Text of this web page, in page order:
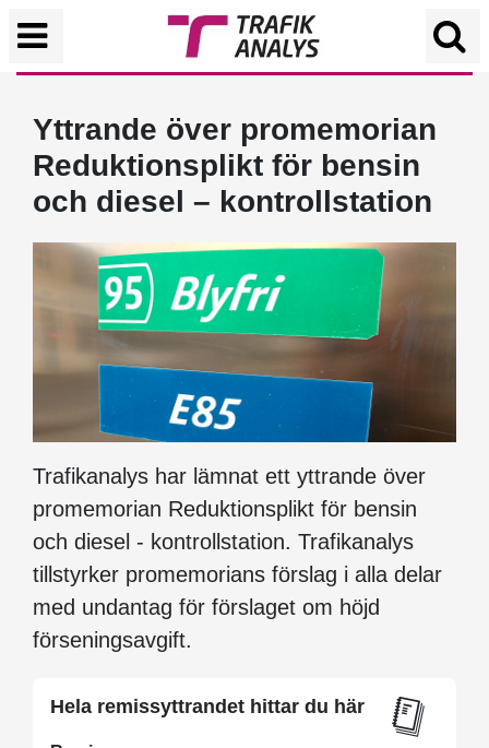
Yttrande över promemorian
Reduktionsplikt för bensin
och diesel – kontrollstation
Trafikanalys har lämnat ett yttrande över
promemorian Reduktionsplikt för bensin
och diesel - kontrollstation. Trafikanalys
tillstyrker promemorians förslag i alla delar
med undantag för förslaget om höjd
förseningsavgift.
Hela remissyttrandet hittar du här